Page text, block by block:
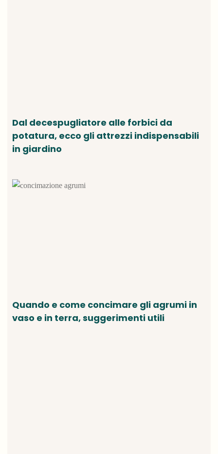
Dal decespugliatore alle forbici da
potatura, ecco gli attrezzi indispensabili
in giardino
Quando e come concimare gli agrumi in
vaso e in terra, suggerimenti utili